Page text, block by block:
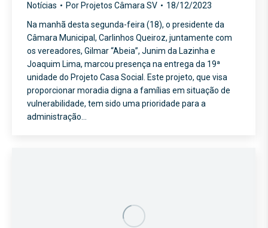
Notícias Por Projetos Câmara SV
18/12/2023
Na manhã desta segunda-feira (18), o presidente da
Câmara Municipal, Carlinhos Queiroz, juntamente com
os vereadores, Gilmar “Abeia”, Junim da Lazinha e
Joaquim Lima, marcou presença na entrega da 19ª
unidade do Projeto Casa Social. Este projeto, que visa
proporcionar moradia digna a famílias em situação de
vulnerabilidade, tem sido uma prioridade para a
administração…